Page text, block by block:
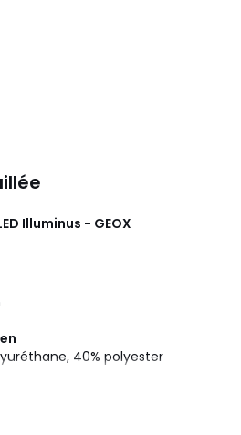
Illuminus - GEOX
40% polyester
polyester